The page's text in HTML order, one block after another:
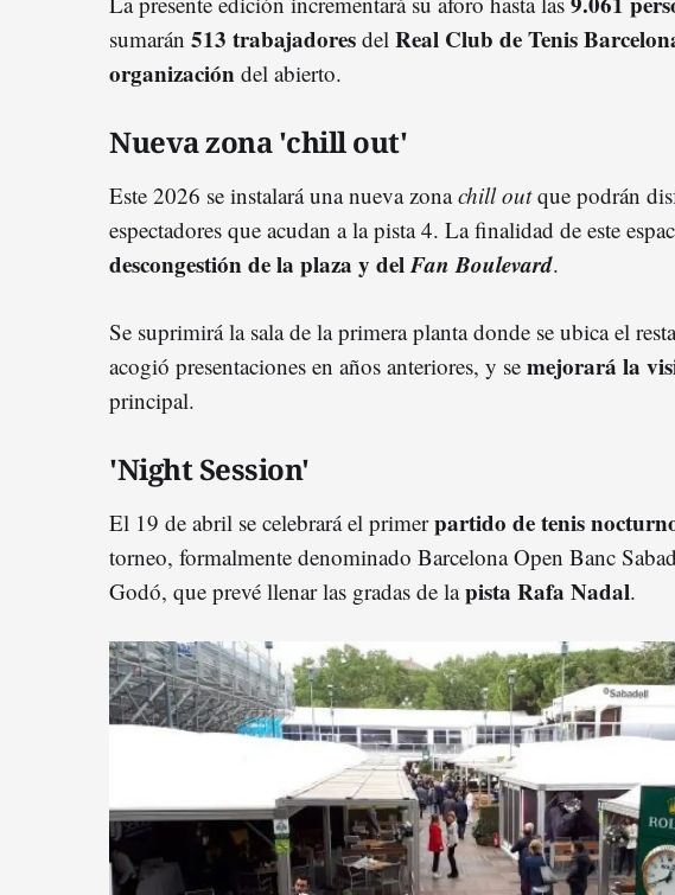
sumarán 513 trabajadores del Real Club de Tenis
organización del abierto.
Nueva zona 'chill out'
Este 2026 se instalará una nueva zonachill outque podrán
espectadores que acudan a la pista 4. La finalidad de este
descongestión de la plaza y delFan Boulevard.
Se suprimirá la sala de la primera planta donde se ubica el
acogió presentaciones en años anteriores, y se mejorará la
principal.
'Night Session'
El 19 de abril se celebrará el primerpartido de tenis
torneo, formalmente denominado Barcelona Open Banc
Godó, que prevé llenar las gradas de lapista Rafa Nadal.